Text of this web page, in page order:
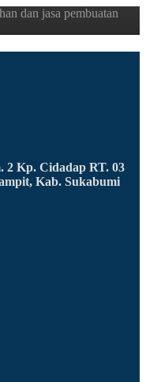
dan jasa pembuatan
2 Kp. Cidadap RT. 03
Kab. Sukabumi